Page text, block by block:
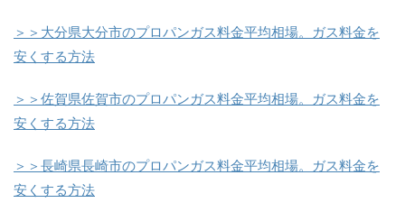
＞＞大分県大分市のプロパンガス料金平均相場。ガス料金を
安くする方法
＞＞佐賀県佐賀市のプロパンガス料金平均相場。ガス料金を
安くする方法
＞＞長崎県長崎市のプロパンガス料金平均相場。ガス料金を
安くする方法